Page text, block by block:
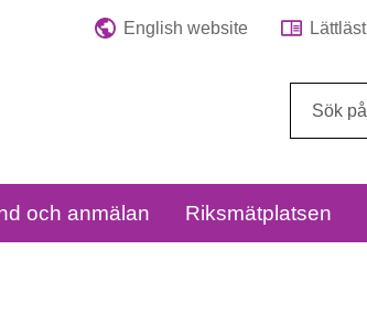
English website Lättläst
och anmälan Riksmätplatsen